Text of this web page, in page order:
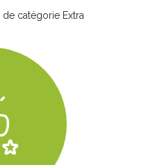
de catégorie Extra